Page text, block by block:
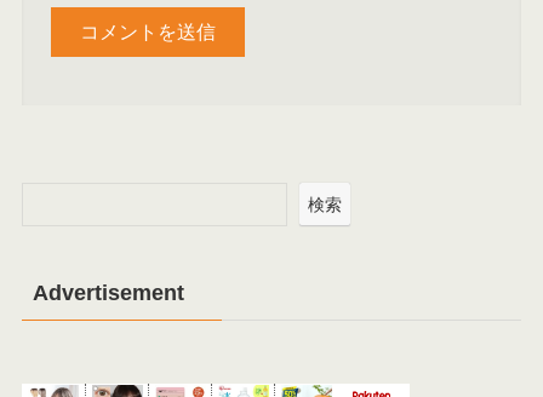
検索
Advertisement